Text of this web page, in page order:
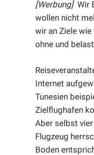
[Werbung] Wir
wollen nicht
wir an Ziele wie
ohne und
Internet
Tunesien
Zielflughafen
Aber selbst
Flugzeug
Boden